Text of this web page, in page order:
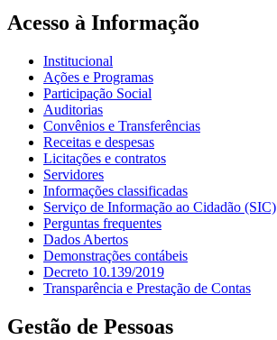
Acesso à Informação
Institucional
Ações e Programas
Participação Social
Auditorias
Convênios e Transferências
Receitas e despesas
Licitações e contratos
Servidores
Informações classificadas
Serviço de Informação ao Cidadão (SIC)
Perguntas frequentes
Dados Abertos
Demonstrações contábeis
Decreto 10.139/2019
Transparência e Prestação de Contas
Gestão de Pessoas